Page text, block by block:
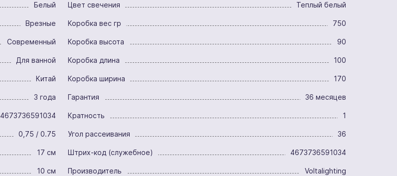
Белый
Врезные
Современный
Для ванной
Китай
3 года
4673736591034
0,75 / 0.75
17 см
10 см
Цвет свечения Теплый белый
Коробка вес гр 750
Коробка высота 90
Коробка длина 100
Коробка ширина 170
Гарантия 36 месяцев
Кратность 1
Угол рассеивания 36
Штрих-код (служебное) 4673736591034
Производитель Voltalighting